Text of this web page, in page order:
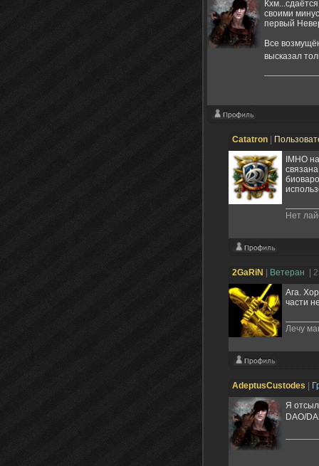
своими
первый
Все
высказал
Catatron
IMHO
Нет
2GaRiN Ветеран
|
Ага.
части
Лечу
AdeptusCustodes
Я
DAO/